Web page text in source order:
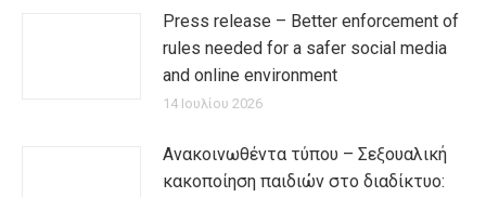
Press release – Better enforcement of
rules needed for a safer social media
and online environment
14 Ιουλίου 2026
Ανακοινωθέντα τύπου – Σεξουαλική
κακοποίηση παιδιών στο διαδίκτυο: